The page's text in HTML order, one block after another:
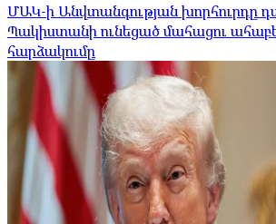
ՄԱԿ-ի Անվտանգության խորհուրդը
Պակիստանի ունեցած մահացու
հարձակումը